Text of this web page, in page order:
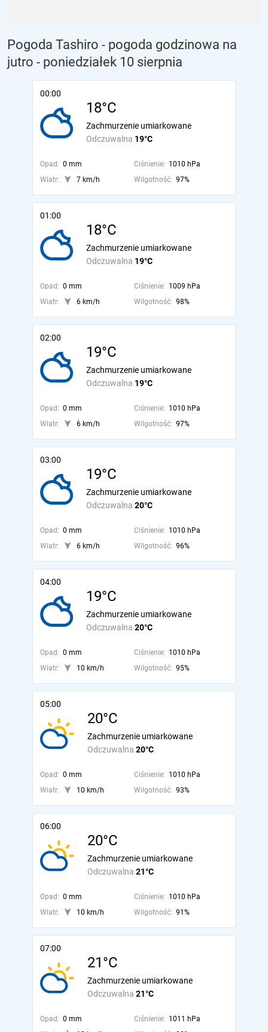
Pogoda Tashiro - pogoda godzinowa na
jutro - poniedziałek 10 sierpnia
00:00
18°C
Odczuwalna 19°C
Zachmurzenie umiarkowane
Opad: 0 mm Ciśnienie: 1010 hPa
Wiatr:
7 km/h Wilgotność: 97%
01:00
18°C
Odczuwalna 19°C
Zachmurzenie umiarkowane
Opad: 0 mm Ciśnienie: 1009 hPa
Wiatr:
6 km/h Wilgotność: 98%
02:00
19°C
Odczuwalna 19°C
Zachmurzenie umiarkowane
Opad: 0 mm Ciśnienie: 1010 hPa
Wiatr:
6 km/h Wilgotność: 97%
03:00
19°C
Odczuwalna 20°C
Zachmurzenie umiarkowane
Opad: 0 mm Ciśnienie: 1010 hPa
Wiatr:
6 km/h Wilgotność: 96%
04:00
19°C
Odczuwalna 20°C
Zachmurzenie umiarkowane
Opad: 0 mm Ciśnienie: 1010 hPa
Wiatr:
10 km/h Wilgotność: 95%
05:00
20°C
Odczuwalna 20°C
Zachmurzenie umiarkowane
Opad: 0 mm Ciśnienie: 1010 hPa
Wiatr:
10 km/h Wilgotność: 93%
06:00
20°C
Odczuwalna 21°C
Zachmurzenie umiarkowane
Opad: 0 mm Ciśnienie: 1010 hPa
Wiatr:
10 km/h Wilgotność: 91%
07:00
21°C
Odczuwalna 21°C
Zachmurzenie umiarkowane
Opad: 0 mm Ciśnienie: 1011 hPa